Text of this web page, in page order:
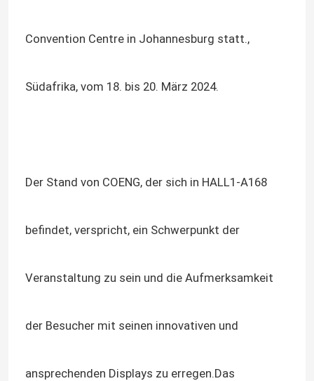
Convention Centre in Johannesburg statt.,
Südafrika, vom 18. bis 20. März 2024.
Der Stand von COENG, der sich in HALL1-A168
befindet, verspricht, ein Schwerpunkt der
Veranstaltung zu sein und die Aufmerksamkeit
der Besucher mit seinen innovativen und
ansprechenden Displays zu erregen.Das